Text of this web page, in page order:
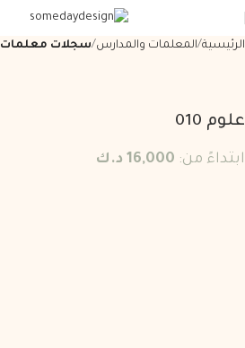
الرئيسية المعلمات والمدارس سجلات معلمات
علوم 010
ابتداءً من: 16,000 د.ك